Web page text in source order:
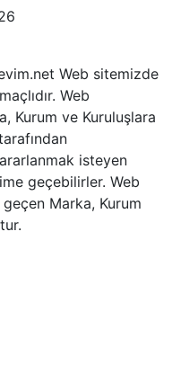
Web sitemizde
Web
Kurum ve Kuruluşlara
isteyen
geçebilirler. Web
Marka, Kurum